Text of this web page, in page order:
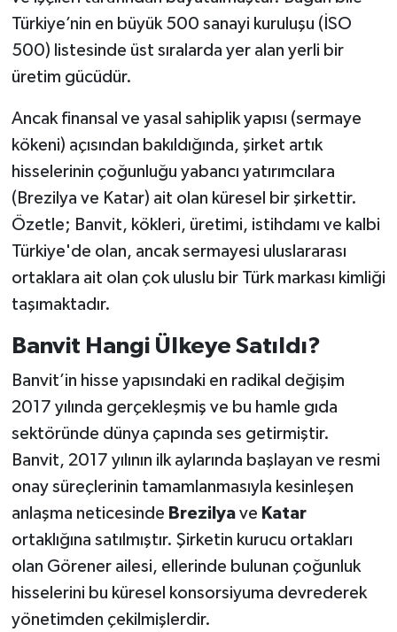
Türkiye’nin en büyük 500 sanayi kuruluşu (İSO
500) listesinde üst sıralarda yer alan yerli bir
üretim gücüdür.
Ancak finansal ve yasal sahiplik yapısı (sermaye
kökeni) açısından bakıldığında, şirket artık
hisselerinin çoğunluğu yabancı yatırımcılara
(Brezilya ve Katar) ait olan küresel bir şirkettir.
Özetle; Banvit, kökleri, üretimi, istihdamı ve kalbi
Türkiye'de olan, ancak sermayesi uluslararası
ortaklara ait olan çok uluslu bir Türk markası kimliği
taşımaktadır.
Banvit Hangi Ülkeye Satıldı?
Banvit’in hisse yapısındaki en radikal değişim
2017 yılında gerçekleşmiş ve bu hamle gıda
sektöründe dünya çapında ses getirmiştir.
Banvit, 2017 yılının ilk aylarında başlayan ve resmi
onay süreçlerinin tamamlanmasıyla kesinleşen
anlaşma neticesinde Brezilyave Katar
ortaklığına satılmıştır. Şirketin kurucu ortakları
olan Görener ailesi, ellerinde bulunan çoğunluk
hisselerini bu küresel konsorsiyuma devrederek
yönetimden çekilmişlerdir.